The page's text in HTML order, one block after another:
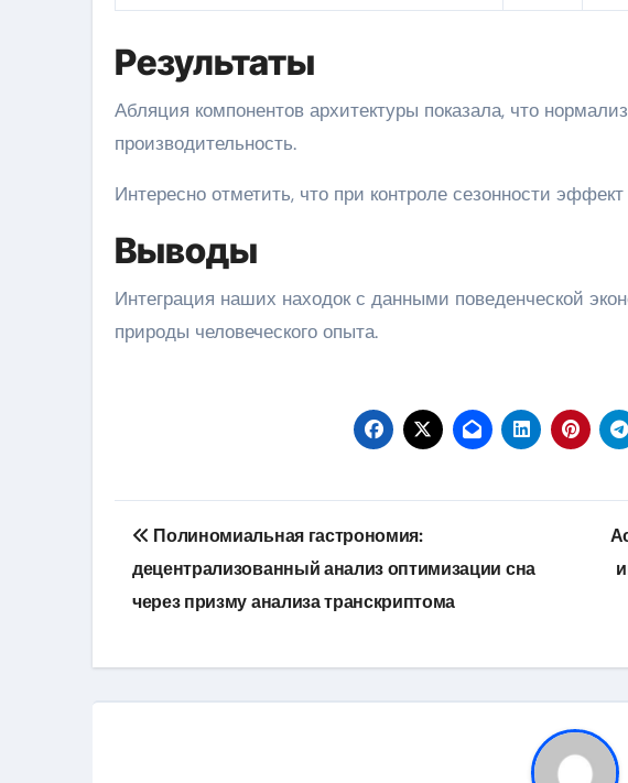
Результаты
Абляция компонентов архитектуры показала, что
производительность.
Интересно отметить, что при контроле сезонности
Выводы
Интеграция наших находок с данными поведенческой
природы человеческого опыта.
Навигация
по
записям
Полиномиальная гастрономия:
децентрализованный анализ оптимизации сна
через призму анализа транскриптома